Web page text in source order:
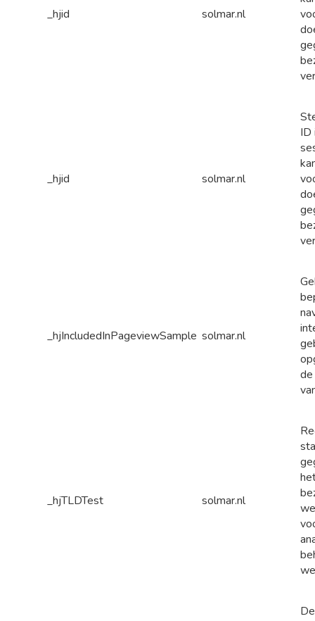
_hjid solmar.nl
_hjid solmar.nl
ID
_hjIncludedInPageviewSample solmar.nl
_hjTLDTest solmar.nl